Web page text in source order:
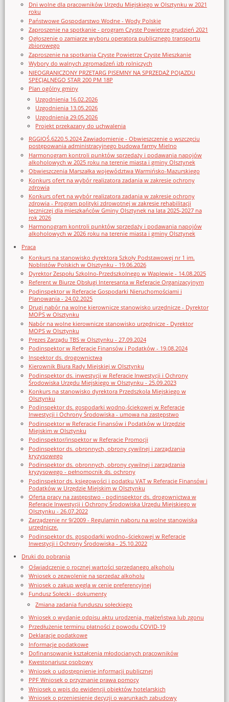
Dni wolne dla pracowników Urzędu Miejskiego w Olsztynku w 2021
roku
Państwowe Gospodarstwo Wodne - Wody Polskie
Zaproszenie na spotkanie - program Czyste Powietrze grudzień 2021
Ogłoszenie o zamiarze wyboru operatora publicznego transportu
zbiorowego
Zaproszenie na spotkania Czyste Powietrze Czyste Mieszkanie
Wybory do walnych zgromadzeń izb rolniczych
NIEOGRANICZONY PRZETARG PISEMNY NA SPRZEDAŻ POJAZDU
SPECJALNEGO STAR 200 PM 18P
Plan ogólny gminy
Uzgodnienia 16.02.2026
Uzgodnienia 13.05.2026
Uzgodnienia 29.05.2026
Projekt przekazany do uchwalenia
RGGIOŚ.6220.5.2024 Zawiadomienie - Obwieszczenie o wszczęciu
postępowania administracyjnego budowa farmy Mielno
Harmonogram kontroli punktów sprzedaży i podawania napojów
alkoholowych w 2025 roku na terenie miasta i gminy Olsztynek
Obwieszczenia Marszałka województwa Warmińsko-Mazurskiego
Konkurs ofert na wybór realizatora zadania w zakresie ochrony
zdrowia
Konkurs ofert na wybór realizatora zadania w zakresie ochrony
zdrowia - Program polityki zdrowotnej w zakresie rehabilitacji
leczniczej dla mieszkańców Gminy Olsztynek na lata 2025-2027 na
rok 2026
Harmonogram kontroli punktów sprzedaży i podawania napojów
alkoholowych w 2026 roku na terenie miasta i gminy Olsztynek
Praca
Konkurs na stanowisko dyrektora Szkoły Podstawowej nr 1 im.
Noblistów Polskich w Olsztynku - 19.06.2026
Dyrektor Zespołu Szkolno-Przedszkolnego w Waplewie - 14.08.2025
Referent w Biurze Obsługi Interesanta w Referacie Organizacyjnym
Podinspektor w Referacie Gospodarki Nieruchomościami i
Planowania - 24.02.2025
Drugi nabór na wolne kierownicze stanowisko urzędnicze - Dyrektor
MOPS w Olsztynku
Nabór na wolne kierownicze stanowisko urzędnicze - Dyrektor
MOPS w Olsztynku
Prezes Zarządu TBS w Olsztynku - 27.09.2024
Podinspektor w Referacie Finansów i Podatków - 19.08.2024
Inspektor ds. drogownictwa
Kierownik Biura Rady Miejskiej w Olsztynku
Podinspektor ds. inwestycji w Referacie Inwestycji i Ochrony
Środowiska Urzędu Miejskiego w Olsztynku - 25.09.2023
Konkurs na stanowisko dyrektora Przedszkola Miejskiego w
Olsztynku
Podinspektor ds. gospodarki wodno-ściekowej w Referacie
Inwestycji i Ochrony Środowiska - umowa na zastępstwo
Podinspektor w Referacie Finansów i Podatków w Urzędzie
Miejskim w Olsztynku
Podinspektor/inspektor w Referacie Promocji
Podinspektor ds. obronnych, obrony cywilnej i zarządzania
kryzysowego
Podinspektor ds. obronnych, obrony cywilnej i zarządzania
kryzysowego - pełnomocnik ds. ochrony
Podinspektor ds. księgowości i podatku VAT w Referacie Finansów i
Podatków w Urzędzie Miejskim w Olsztynku
Oferta pracy na zastępstwo - podinspektor ds. drogownictwa w
Referacie Inwestycji i Ochrony Środowiska Urzędu Miejskiego w
Olsztynku - 26.07.2022
Zarządzenie nr 9/2009 - Regulamin naboru na wolne stanowiska
urzędnicze.
Podinspektor ds. gospodarki wodno–ściekowej w Referacie
Inwestycji i Ochrony Środowiska - 25.10.2022
Druki do pobrania
Oświadczenie o rocznej wartości sprzedanego alkoholu
Wniosek o zezwolenie na sprzedaz alkoholu
Wniosek o zakup węgla w cenie preferencyjnej
Fundusz Sołecki - dokumenty
Zmiana zadania funduszu sołeckiego
Wniosek o wydanie odpisu aktu urodzenia, małżeństwa lub zgonu
Przedłużenie terminu płatności z powodu COVID-19
Deklaracje podatkowe
Informacje podatkowe
Dofinansowanie kształcenia młodocianych pracowników
Kwestonariusz osobowy
Wniosek o udostępnienie informacji publicznej
PPF Wniosek o przyznanie prawa pomocy
Wniosek o wpis do ewidencji obiektów hotelarskich
Wniosek o przeniesienie decyzji o warunkach zabudowy